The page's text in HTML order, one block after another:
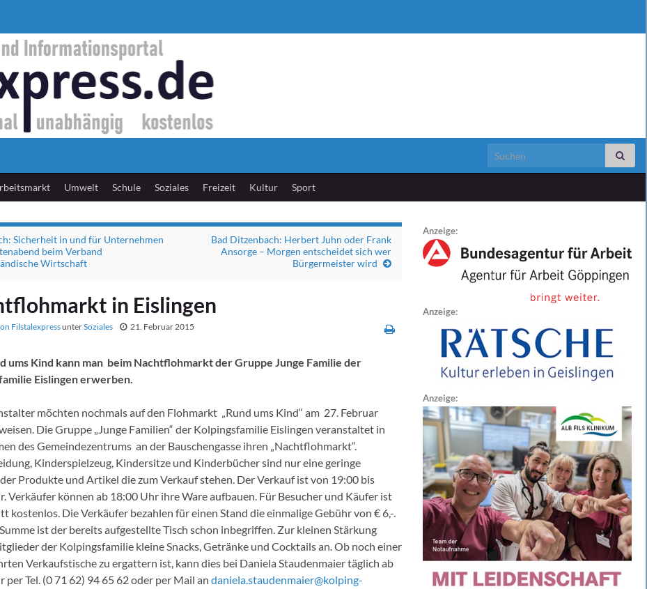
Search for:
Umwelt Schule Soziales Freizeit Kultur Sport
Sicherheit in und für Unternehmen
beim Verband
Wirtschaft
Bad Ditzenbach: Herbert Juhn oder Frank
Ansorge – Morgen entscheidet sich wer
Bürgermeister wird
in Eislingen
FilstalexpressunterSoziales 21. Februar 2015
ums Kind kann man beim Nachtflohmarkt der Gruppe Junge Familie der
Eislingen erwerben.
möchten nochmals auf den Flohmarkt „Rund ums Kind“ am 27. Februar
Die Gruppe „Junge Familien“ der Kolpingsfamilie Eislingen veranstaltet in
des Gemeindezentrums an der Bauschengasse ihren „Nachtflohmarkt“.
Kinderspielzeug, Kindersitze und Kinderbücher sind nur eine geringe
Produkte und Artikel die zum Verkauf stehen. Der Verkauf ist von 19:00 bis
Verkäufer können ab 18:00 Uhr ihre Ware aufbauen. Für Besucher und Käufer ist
kostenlos. Die Verkäufer bezahlen für einen Stand die einmalige Gebühr von € 6,-.
ist der bereits aufgestellte Tisch schon inbegriffen. Zur kleinen Stärkung
der Kolpingsfamilie kleine Snacks, Getränke und Cocktails an. Ob noch einer
Verkaufstische zu ergattern ist, kann dies bei Daniela Staudenmaier täglich ab
per Tel. (0 71 62) 94 65 62 oder per Mail an daniela.staudenmaier@kolping-
Anzeige:
Anzeige:
Anzeige: